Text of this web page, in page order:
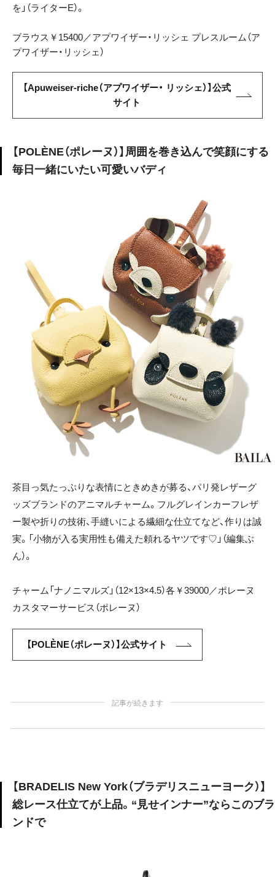
を」（ライターE）。
ブラウス￥15400／アプワイザー・リッシェ プレスルーム（ア
プワイザー・リッシェ）
【Apuweiser-riche（アプワイザー・ リッシェ）】公式
サイト
【POLÈNE（ポレーヌ）】周囲を巻き込んで笑顔にする
毎日一緒にいたい可愛いバディ
茶目っ気たっぷりな表情にときめきが募る、パリ発レザーグ
ッズブランドのアニマルチャーム。フルグレインカーフレザ
ー製や折りの技術、手縫いによる繊細な仕立てなど、作りは誠
実。「小物が入る実用性も備えた頼れるヤツです♡」（編集ぶ
ん）。
チャーム「ナノニマルズ」（12×13×4.5）各￥39000／ポレーヌ
カスタマーサービス（ポレーヌ）
【POLÈNE（ポレーヌ）】公式サイト
記事が続きます
【BRADELIS New York（ブラデリスニューヨーク）】
総レース仕立てが上品。“見せインナー”ならこのブラ
ンドで